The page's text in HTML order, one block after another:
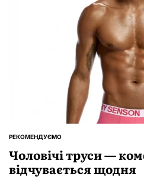
ОПУБЛІКУВАТИ
РЕКОМЕНДУЄМО
Чоловічі труси —
відчувається щодня